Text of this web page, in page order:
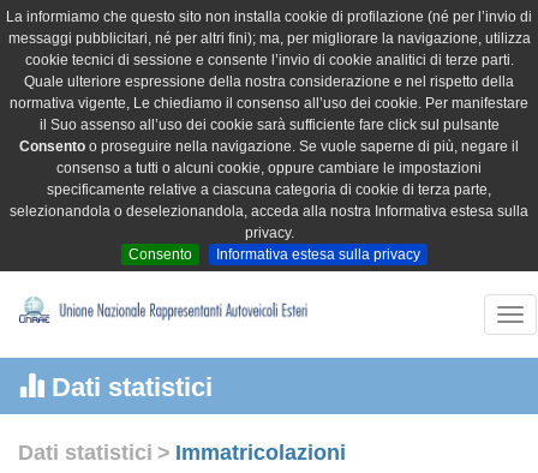
La informiamo che questo sito non installa cookie di profilazione (né per l’invio di
messaggi pubblicitari, né per altri fini); ma, per migliorare la navigazione, utilizza
cookie tecnici di sessione e consente l’invio di cookie analitici di terze parti.
Quale ulteriore espressione della nostra considerazione e nel rispetto della
normativa vigente, Le chiediamo il consenso all’uso dei cookie. Per manifestare
il Suo assenso all’uso dei cookie sarà sufficiente fare click sul pulsante
Consento o proseguire nella navigazione. Se vuole saperne di più, negare il
consenso a tutti o alcuni cookie, oppure cambiare le impostazioni
specificamente relative a ciascuna categoria di cookie di terza parte,
selezionandola o deselezionandola, acceda alla nostra Informativa estesa sulla
privacy.
Consento
Informativa estesa sulla privacy
Dati statistici
Dati statistici > Immatricolazioni